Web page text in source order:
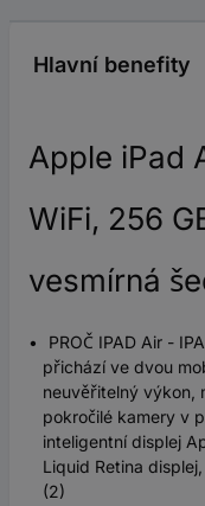
Hlavní benefity
Apple iPad
WiFi, 256
vesmírná
PROČ IPAD Air -
přichází ve dvou
neuvěřitelný výkon,
pokročilé kamery v
inteligentní displej
Liquid Retina
(2)